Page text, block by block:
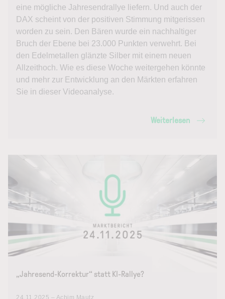
eine mögliche Jahresendrallye liefern. Und auch der
DAX scheint von der positiven Stimmung mitgerissen
worden zu sein. Den Bären wurde ein nachhaltiger
Bruch der Ebene bei 23.000 Punkten verwehrt. Bei
den Edelmetallen glänzte Silber mit einem neuen
Allzeithoch. Wie es diese Woche weitergehen könnte
und mehr zur Entwicklung an den Märkten erfahren
Sie in dieser Videoanalyse.
Weiterlesen
„Jahresend-Korrektur“ statt KI-Rallye?
24.11.2025 – Achim Mautz